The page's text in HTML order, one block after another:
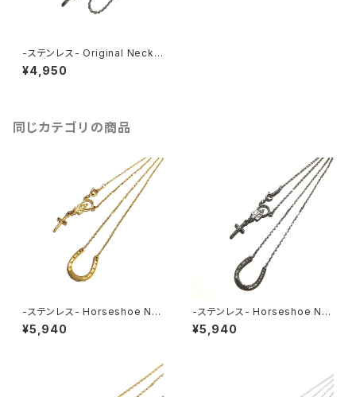
-ステンレス- Original Neckla
ce SILVER
¥4,950
同じカテゴリの商品
-ステンレス- Horseshoe Ne
cklace GOLD
¥5,940
-ステンレス- Horseshoe Ne
cklace SILVER
¥5,940